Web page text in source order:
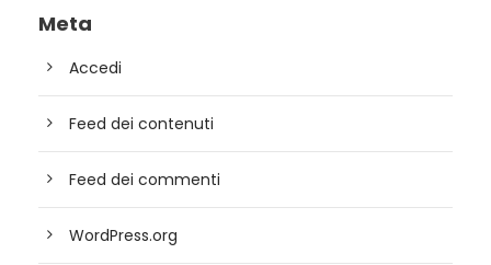
Meta
Accedi
Feed dei contenuti
Feed dei commenti
WordPress.org